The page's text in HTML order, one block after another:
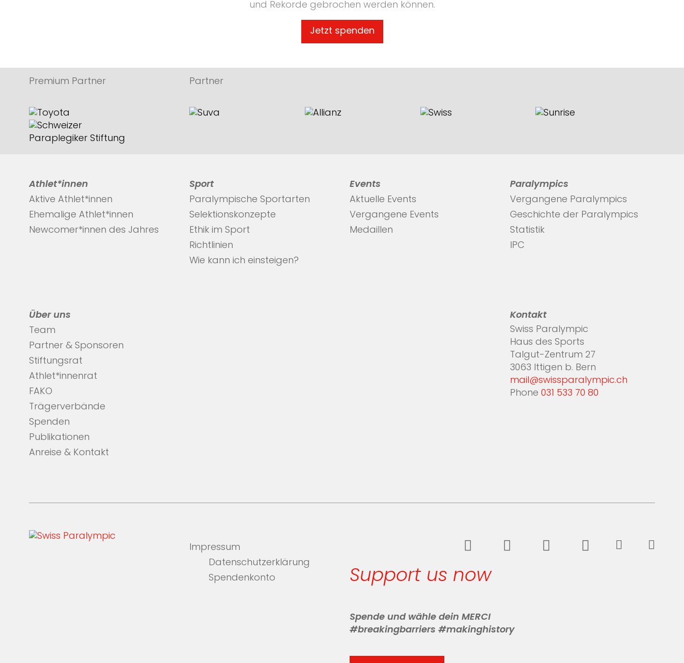
und Rekorde gebrochen werden können.
Jetzt spenden
Premium Partner Partner
Athlet*innen
Aktive Athlet*innen
Ehemalige Athlet*innen
Newcomer*innen des Jahres
Sport
Paralympische Sportarten
Selektionskonzepte
Ethik im Sport
Richtlinien
Wie kann ich einsteigen?
Events
Aktuelle Events
Vergangene Events
Medaillen
Paralympics
Vergangene Paralympics
Geschichte der Paralympics
Statistik
IPC
Über uns
Team
Partner & Sponsoren
Stiftungsrat
Athlet*innenrat
FAKO
Trägerverbände
Spenden
Publikationen
Anreise & Kontakt
Kontakt
Swiss Paralympic
Haus des Sports
Talgut-Zentrum 27
3063 Ittigen b. Bern
mail@swissparalympic.ch
Phone 031 533 70 80
Impressum
Datenschutzerklärung
Spendenkonto
Support us now
Spende und wähle dein MERCI
#breakingbarriers #makinghistory